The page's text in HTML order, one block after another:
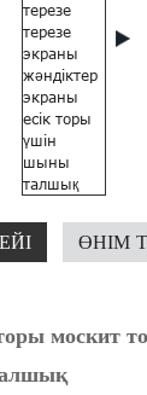
ӨНІМ
москит